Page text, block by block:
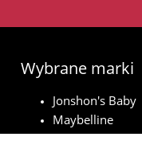
Wybrane marki
Jonshon's Baby
Maybelline
Royal Canin